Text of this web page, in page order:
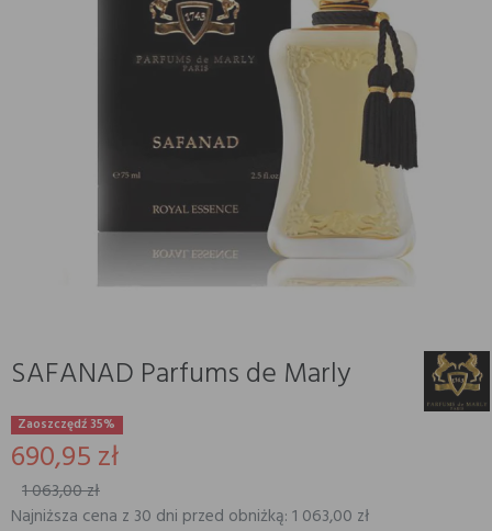
SAFANAD Parfums de Marly
Zaoszczędź 35%
690,95 zł
1 063,00 zł
Najniższa cena z 30 dni przed obniżką: 1 063,00 zł